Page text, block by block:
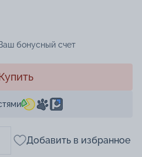
бонусный счет
Добавить в избранное